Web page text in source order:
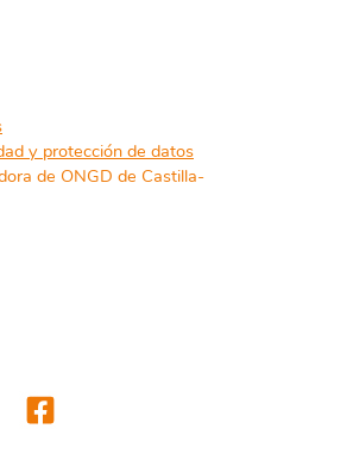
y protección de datos
de ONGD de Castilla-